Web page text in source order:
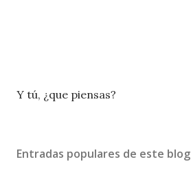
P
i
Y tú, ¿que piensas?
Entradas populares de este blog